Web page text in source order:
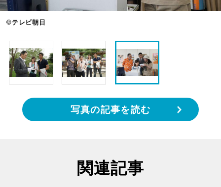
©テレビ朝日
写真の記事を読む
関連記事